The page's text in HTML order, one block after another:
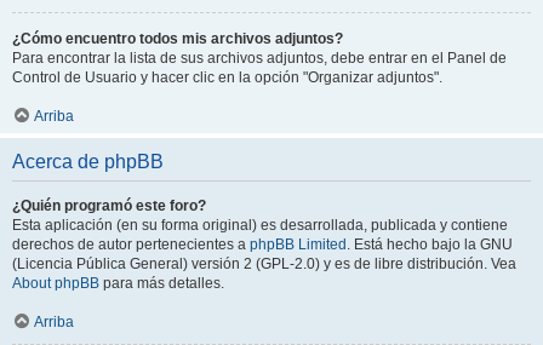
¿Cómo encuentro todos mis archivos adjuntos?
Para encontrar la lista de sus archivos adjuntos, debe entrar en el Panel de
Control de Usuario y hacer clic en la opción "Organizar adjuntos".
Arriba
Acerca de phpBB
¿Quién programó este foro?
Esta aplicación (en su forma original) es desarrollada, publicada y contiene
derechos de autor pertenecientes a phpBB Limited . Está hecho bajo la GNU
(Licencia Pública General) versión 2 (GPL-2.0) y es de libre distribución. Vea
About phpBB para más detalles.
Arriba